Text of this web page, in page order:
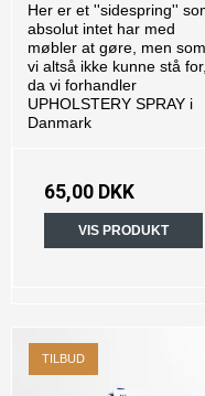
Her er et ''sidespring''
absolut intet har med
møbler at gøre, men som
vi altså ikke kunne stå for,
da vi forhandler
UPHOLSTERY SPRAY i
Danmark
65,00 DKK
VIS PRODUKT
TILBUD